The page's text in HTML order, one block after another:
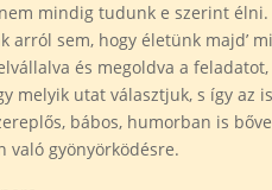
mindig tudunk e szerint élni.
arról sem, hogy életünk majd’
és megoldva a
melyik utat választjuk, s így az
bábos, humorban is
való gyönyörködésre.